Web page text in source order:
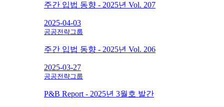
주간 입법 동향 - 2025년 Vol. 207
2025-04-03
공공전략그룹
주간 입법 동향 - 2025년 Vol. 206
2025-03-27
공공전략그룹
P&B Report - 2025년 3월호 발간